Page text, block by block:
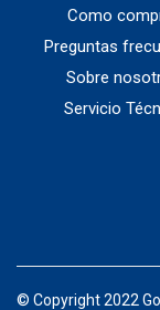
Como
Preguntas
Sobre
Servicio
© Copyright 2022